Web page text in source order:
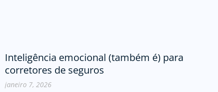
Inteligência emocional (também é) para
corretores de seguros
janeiro 7, 2026